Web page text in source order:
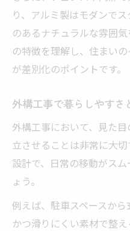
り、アルミ製はモダンで
のあるナチュラルな雰囲
の特徴を理解し、住まい
が差別化のポイントです。
外構工事で暮らしやす
外構工事において、見た
立させることは非常に大
設計で、日常の移動がス
ょう。
例えば、駐車スペースか
かつ滑りにくい素材で整